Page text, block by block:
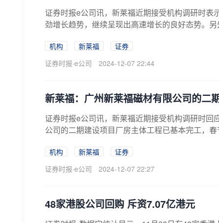
证券时报e公司讯，新莱福近期接受机构调研时
劲增长趋势，继续呈现出高速增长的良好态势。
机构 新莱福
证券
证券时报·e公司
2024-12-07 22:44
新莱福：广州新莱福磁材有限公司的二
证券时报e公司讯，新莱福近期接受机构调研时回
公司的二期建设项目厂房主体工程已基本完工，
机构 新莱福
证券
证券时报·e公司
2024-12-07 22:27
48家港股公司回购 斥资7.07亿港元